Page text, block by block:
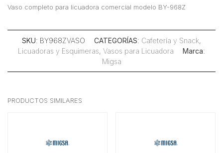
Vaso completo para licuadora comercial modelo BY-968Z
SKU: BY968ZVASO CATEGORÍAS: Cafetería y Snack,
Licuadoras y Esquimeras, Vasos para Licuadora Marca:
Migsa
PRODUCTOS SIMILARES